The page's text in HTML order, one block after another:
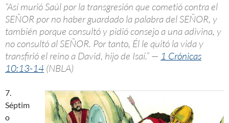
“Así murió Saúl por la transgresión que cometió contra el
SEÑOR por no haber guardado la palabra del SEÑOR, y
también porque consultó y pidió consejo a una adivina, y
no consultó al SEÑOR. Por tanto, Él le quitó la vida y
transfirió el reino a David, hijo de Isaí.” — 1 Crónicas
10:13-14 (NBLA)
7.
Séptim
o